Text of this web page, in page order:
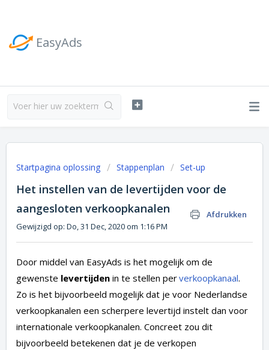
EasyAds
Startpagina oplossing Stappenplan Set-up
Het instellen van de levertijden voor de
aangesloten verkoopkanalen
Afdrukken
Gewijzigd op: Do, 31 Dec, 2020 om 1:16 PM
Door middel van EasyAds is het mogelijk om de
gewenste levertijden in te stellen perverkoopkanaal.
Zo is het bijvoorbeeld mogelijk dat je voor Nederlandse
verkoopkanalen een scherpere levertijd instelt dan voor
internationale verkoopkanalen. Concreet zou dit
bijvoorbeeld betekenen dat je de verkopen